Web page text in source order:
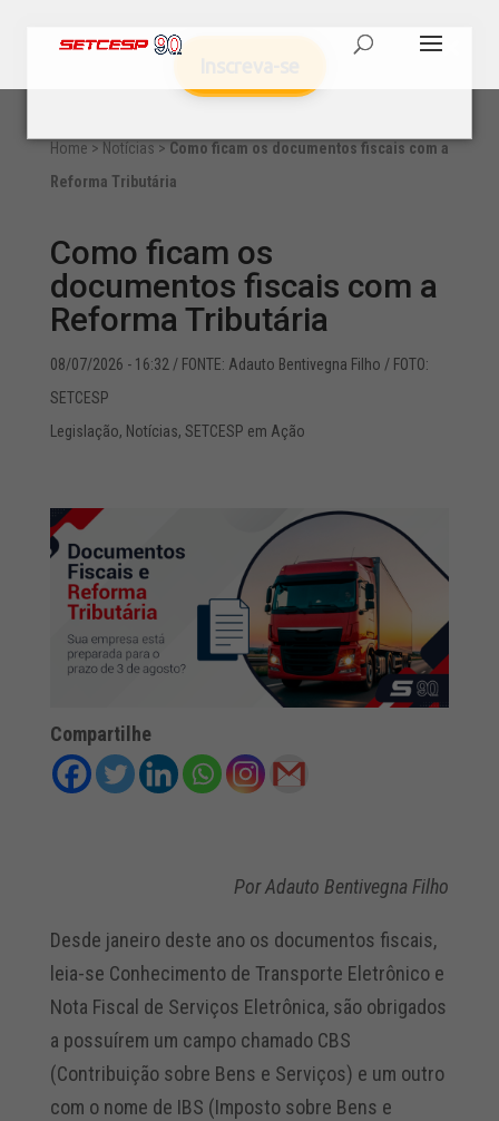
Home > Notícias > Como ficam os documentos fiscais com a
Reforma Tributária
Como ficam os
documentos fiscais com a
Reforma Tributária
08/07/2026 - 16:32 / FONTE: Adauto Bentivegna Filho / FOTO:
SETCESP
Legislação, Notícias, SETCESP em Ação
Compartilhe
Por Adauto Bentivegna Filho
Desde janeiro deste ano os documentos fiscais,
leia-se Conhecimento de Transporte Eletrônico e
Nota Fiscal de Serviços Eletrônica, são obrigados
a possuírem um campo chamado CBS
(Contribuição sobre Bens e Serviços) e um outro
com o nome de IBS (Imposto sobre Bens e